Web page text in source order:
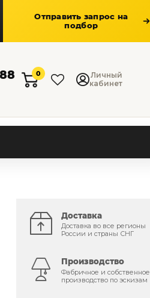
Отправить запрос на
подбор
0
Личный
кабинет
Доставка
Доставка во все регионы
России и страны СНГ
Производство
Фабричное и собственное
производство по эскизам